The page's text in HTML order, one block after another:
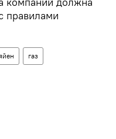
правилами
газ